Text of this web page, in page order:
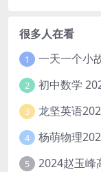
很多人在看
1
2
3 龙坚英语
4
5